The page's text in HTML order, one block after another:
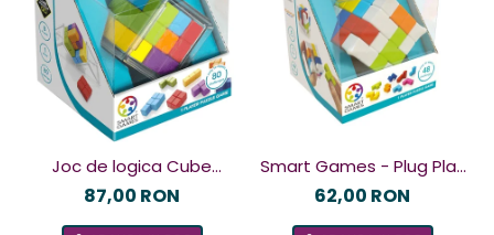
Joc de logica Cube
Puzzler Go, Smart
87,00 RON
Smart Games - Plug Play
Puzzler, joc de logica cu
62,00 RON